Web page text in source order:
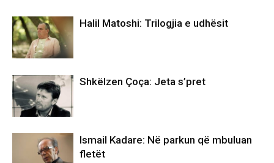
Halil Matoshi: Trilogjia e udhësit
Shkëlzen Çoça: Jeta s’pret
Ismail Kadare: Në parkun që mbuluan
fletët